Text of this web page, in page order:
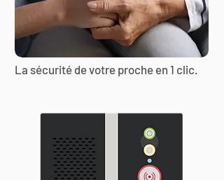
La sécurité de votre proche en 1 clic.